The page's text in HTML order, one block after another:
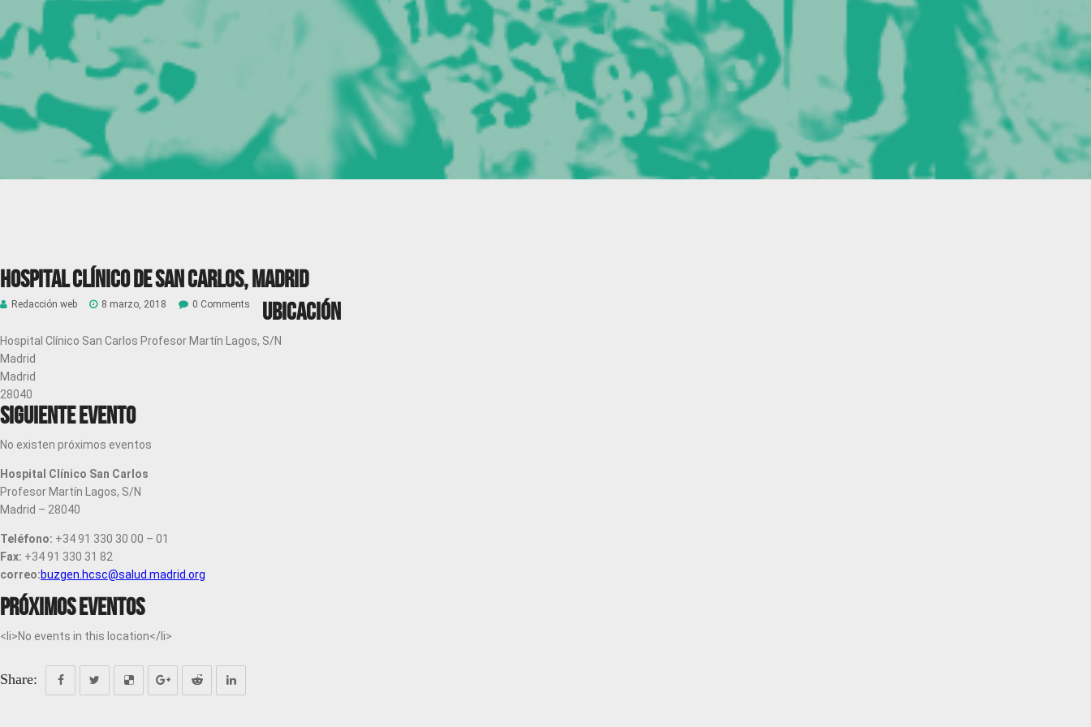
Hospital Clínico de San Carlos, Madrid
Redacción web 8 marzo, 2018 0 Comments Ubicación
Hospital Clínico San Carlos Profesor Martín Lagos, S/N
Madrid
Madrid
28040
Siguiente evento
No existen próximos eventos
Hospital Clínico San Carlos
Profesor Martín Lagos, S/N
Madrid – 28040
Teléfono: +34 91 330 30 00 – 01
Fax: +34 91 330 31 82
correo:buzgen.hcsc@salud.madrid.org
Próximos eventos
<li>No events in this location</li>
Share: